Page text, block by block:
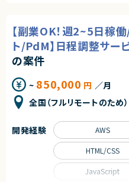
■下記の言語を複数経験のある方
・Next.js
・Go
・Github Actions
・Terraform
・Redis
・GCP, AWS
【歓迎条件】
・大規模サービスの開発に携わった
・CTO、テックリードとして開発組織
・Next.jsの実務経験
・Goの実務経験
・Github Actions、CircleCIの実務
・MySQL（Spannerも含む）の実務経
・GCP, AWSの実務経験
契約元
株式会社LASSIC
エージェントから
★ 要件定義から設計・導入まで一貫
に高められます
★ 基幹システム連携やデータ連携
【業務内容】
1. 事業部向けDX・業務基盤構築
AppSheetやGoogleスプレッドシー
CRM（顧客管理）、請求管理、予
化
事業部担当者へのヒアリング、要件
伴走支援
2. クラウド・AIを活用した仕組み作り
GASやAppSheetでは対応しきれ
way / RDS）でバックエンド実装
生成AI（Gemini）を活用した業務
BigQueryを用いたデータ連携、レ
【副業OK！週2~5日稼
ト/PdM】日程調整サー
の案件
~ 850,000 円 ／月
全国（フルリモートのため）
開発経験 AWS
HTML/CSS
JavaScript